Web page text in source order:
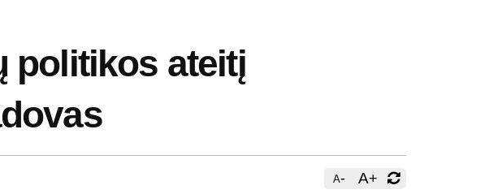
politikos ateitį
A- A+